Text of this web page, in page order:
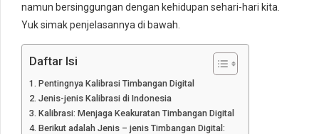
namun bersinggungan dengan kehidupan sehari-hari kita.
Yuk simak penjelasannya di bawah.
Daftar Isi
Pentingnya Kalibrasi Timbangan Digital
Jenis-jenis Kalibrasi di Indonesia
Kalibrasi: Menjaga Keakuratan Timbangan Digital
Berikut adalah Jenis – jenis Timbangan Digital: